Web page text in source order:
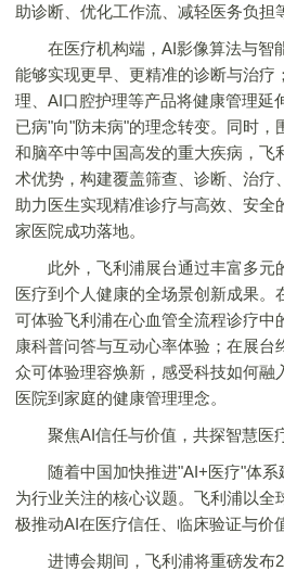
助诊断、优化工作流、减轻医务负担
在医疗机构端，AI影像算法与智
能够实现更早、更精准的诊断与治疗
理、AI口腔护理等产品将健康管理延
已病"向"防未病"的理念转变。同时，
和脑卒中等中国高发的重大疾病，飞
术优势，构建覆盖筛查、诊断、治疗
助力医生实现精准诊疗与高效、安全
家医院成功落地。
此外，飞利浦展台通过丰富多元
医疗到个人健康的全场景创新成果。
可体验飞利浦在心血管全流程诊疗中
康科普问答与互动心率体验；在展台
众可体验理容焕新，感受科技如何融
医院到家庭的健康管理理念。
聚焦AI信任与价值，共探智慧医
随着中国加快推进"AI+医疗"体系
为行业关注的核心议题。飞利浦以全
极推动AI在医疗信任、临床验证与价
进博会期间，飞利浦将重磅发布